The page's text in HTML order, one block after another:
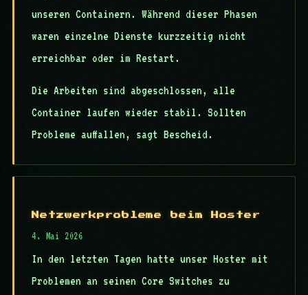
unseren Containern. Während dieser Phasen
waren einzelne Dienste kurzzeitig nicht
erreichbar oder im Restart.
Die Arbeiten sind abgeschlossen, alle
Container laufen wieder stabil. Sollten
Probleme auffallen, sagt Bescheid.
Netzwerkprobleme beim Hoster
4. Mai 2026
In den letzten Tagen hatte unser Hoster mit
Problemen an seinen Core Switches zu